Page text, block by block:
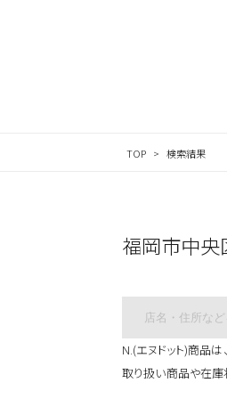
TOP 検索結果
福岡市中央
N.(エヌドット)商品
取り扱い商品や在庫